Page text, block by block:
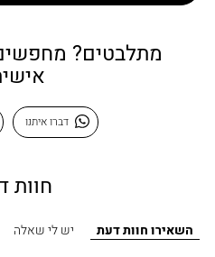
מתלבטים?
דברו איתנו
חוות
השאירו חוות דעת יש לי שאלה